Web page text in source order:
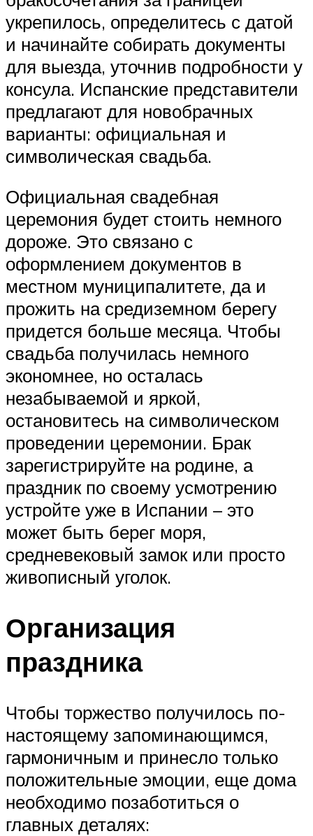
укрепилось, определитесь с датой
и начинайте собирать документы
для выезда, уточнив подробности у
консула. Испанские представители
предлагают для новобрачных
варианты: официальная и
символическая свадьба.
Официальная свадебная
церемония будет стоить немного
дороже. Это связано с
оформлением документов в
местном муниципалитете, да и
прожить на средиземном берегу
придется больше месяца. Чтобы
свадьба получилась немного
экономнее, но осталась
незабываемой и яркой,
остановитесь на символическом
проведении церемонии. Брак
зарегистрируйте на родине, а
праздник по своему усмотрению
устройте уже в Испании – это
может быть берег моря,
средневековый замок или просто
живописный уголок.
Организация
праздника
Чтобы торжество получилось по-
настоящему запоминающимся,
гармоничным и принесло только
положительные эмоции, еще дома
необходимо позаботиться о
главных деталях: